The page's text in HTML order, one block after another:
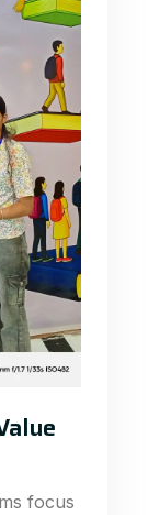
focus